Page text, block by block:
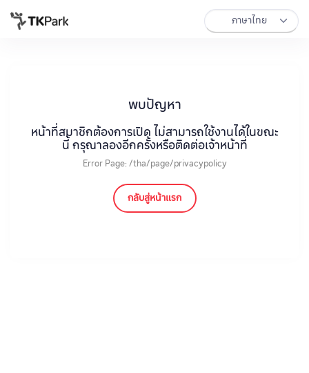
พบปัญหา
หน้าที่สมาชิกต้องการเปิด ไม่สามารถใช้งานได้ในขณะ
นี้ กรุณาลองอีกครั้งหรือติดต่อเจ้าหน้าที่
Error Page: /tha/page/privacypolicy
กลับสู่หน้าแรก